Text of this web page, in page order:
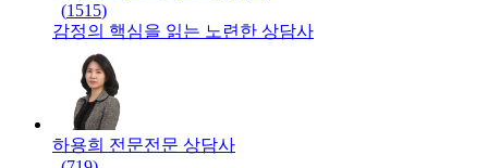
(1515)
감정의 핵심을 읽는 노련한 상담사
하용희 전문전문 상담사